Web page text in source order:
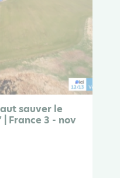
sauver le
France 3 - nov